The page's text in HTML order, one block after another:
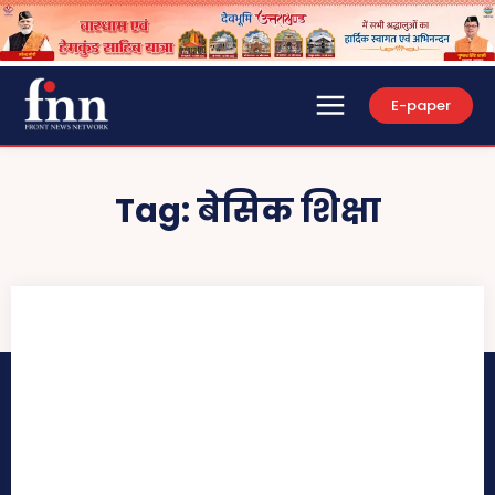
E-paper
Tag:बेसिक शिक्षा